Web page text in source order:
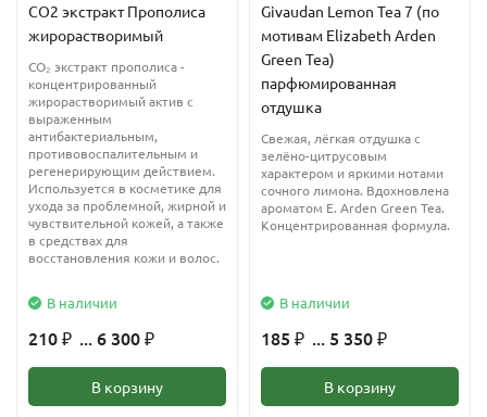
Снимает следы усталости и успешно борется с разного рода
кожными болезнями.
Добавляя в шампунь, кондиционер, ополаскиватель или
бальзам, либо просто распыляя воду из пульверизатора можно
добиться блеска и послушности волос, вернуть здоровье кожи
головы, избавиться от надоедливой перхоти.
При распылении в помещении или на постельное белье за
короткий срок улучшится настроение, вернутся силы, нервное
тоника для лица – достаточно нанести чистый гидролат на
ватный диск и протереть кожу, ни в коем случае не тереть.
CO2 экстракт Прополиса
жирорастворимый
CO₂ экстракт прополиса -
концентрированный
жирорастворимый актив с
выраженным
антибактериальным,
противовоспалительным и
регенерирующим действием.
Используется в косметике для
ухода за проблемной, жирной и
чувствительной кожей, а также
в средствах для
восстановления кожи и волос.
В наличии
210 ₽ ... 6 300 ₽
В корзину
Givaudan Lemon Tea 7 (по
мотивам Elizabeth Arden
Green Tea)
парфюмированная
отдушка
Свежая, лёгкая отдушка с
зелёно-цитрусовым
характером и яркими нотами
сочного лимона. Вдохновлена
ароматом E. Arden Green Tea.
Концентрированная формула.
В наличии
185 ₽ ... 5 350 ₽
В корзину